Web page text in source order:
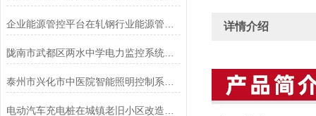
陇南市武都区两水中学电力监控系统的设计与应用
详情介绍